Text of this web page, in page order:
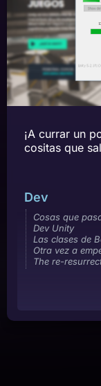
¡A currar un
cositas que
Dev
Cosas que
Dev Unity
Las clases de
Otra vez a
The re-